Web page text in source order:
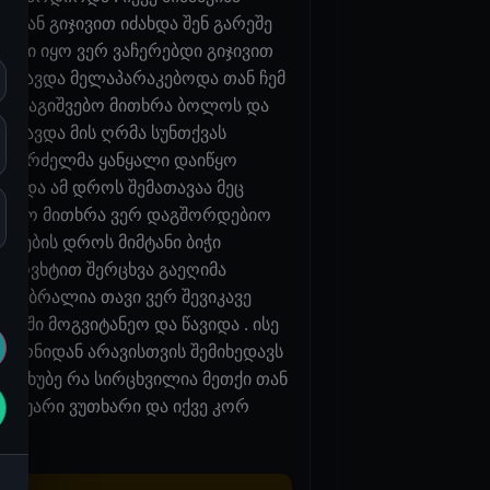
გიჯივით იძახდა შენ გარეშე
იყო ვერ ვაჩერებდი გიჯივით
მელაპარაკებოდა თან ჩემ
გაგიშვებო მითხრა ბოლოს და
მის ღრმა სუნთქვას
ყანყალი დაიწყო
და ამ დროს შემათავაა მეც
მითხრა ვერ დაგშორდებიო
დროს მიმტანი ბიჭი
შერცხვა გაეღიმა
ბრალია თავი ვერ შევიკავე
მოგვიტანეო და წავიდა . ისე
არავისთვის შემიხედავს
რა სირცხვილია მეთქი თან
უარი ვუთხარი და იქვე კორ